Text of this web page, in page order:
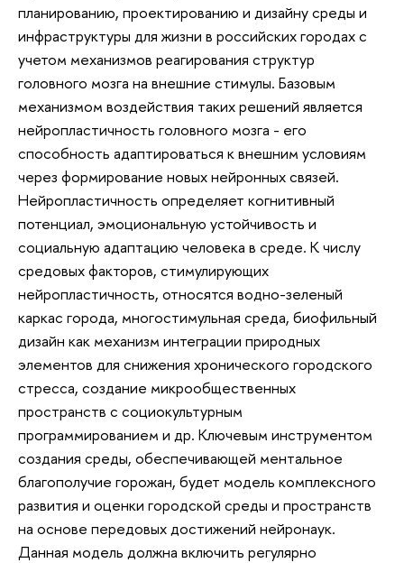
планированию, проектированию и дизайну среды и
инфраструктуры для жизни в российских городах с
учетом механизмов реагирования структур
головного мозга на внешние стимулы. Базовым
механизмом воздействия таких решений является
нейропластичность головного мозга - его
способность адаптироваться к внешним условиям
через формирование новых нейронных связей.
Нейропластичность определяет когнитивный
потенциал, эмоциональную устойчивость и
социальную адаптацию человека в среде. К числу
средовых факторов, стимулирующих
нейропластичность, относятся водно-зеленый
каркас города, многостимульная среда, биофильный
дизайн как механизм интеграции природных
элементов для снижения хронического городского
стресса, создание микрообщественных
пространств с социокультурным
программированием и др. Ключевым инструментом
создания среды, обеспечивающей ментальное
благополучие горожан, будет модель комплексного
развития и оценки городской среды и пространств
на основе передовых достижений нейронаук.
Данная модель должна включить регулярно